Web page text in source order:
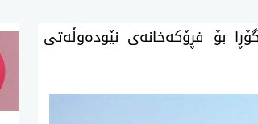
بۆ فڕۆکەخانەی نێودەوڵەتی